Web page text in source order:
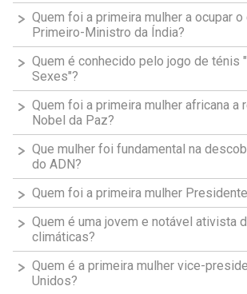
Quem foi a primeira mulher a ocupar o
Primeiro-Ministro da Índia?
Quem é conhecido pelo jogo de ténis
Sexes"?
Quem foi a primeira mulher africana a
Nobel da Paz?
Que mulher foi fundamental na
do ADN?
Quem foi a primeira mulher
Quem é uma jovem e notável ativista
climáticas?
Quem é a primeira mulher vice-
Unidos?